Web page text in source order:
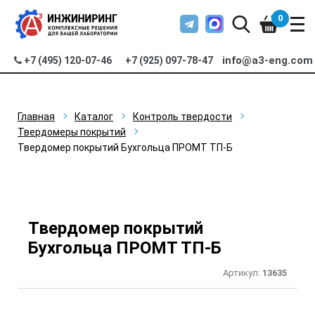
+7 (495) 120-07-46 +7 (925) 097-78-47 info@a3-eng.com
0
Главная Каталог
Контроль твердости
Твердомеры покрытий
Твердомер покрытий Бухгольца ПРОМТ ТП-Б
Твердомер покрытий
Бухгольца ПРОМТ ТП-Б
Артикул: 13635